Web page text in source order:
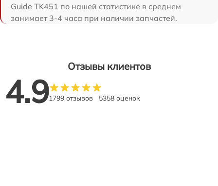
Guide TK451 по нашей статистике в среднем
занимает 3-4 часа при наличии запчастей.
Отзывы клиентов
4.91799 отзывов 5358 оценок